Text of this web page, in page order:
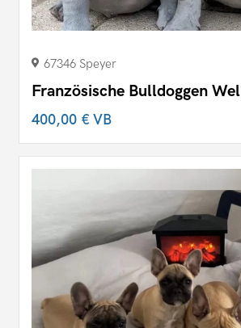
67346 Speyer
Französische Bulldoggen
400,00 €VB